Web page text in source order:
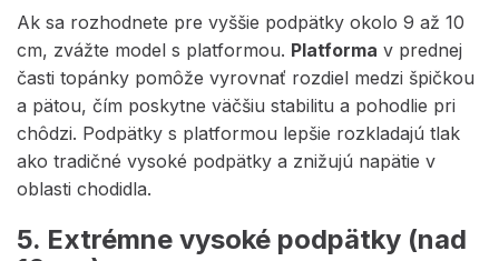
Ak sa rozhodnete pre vyššie podpätky okolo 9 až 10
cm, zvážte model s platformou. Platforma v prednej
časti topánky pomôže vyrovnať rozdiel medzi špičkou
a pätou, čím poskytne väčšiu stabilitu a pohodlie pri
chôdzi. Podpätky s platformou lepšie rozkladajú tlak
ako tradičné vysoké podpätky a znižujú napätie v
oblasti chodidla.
5. Extrémne vysoké podpätky (nad